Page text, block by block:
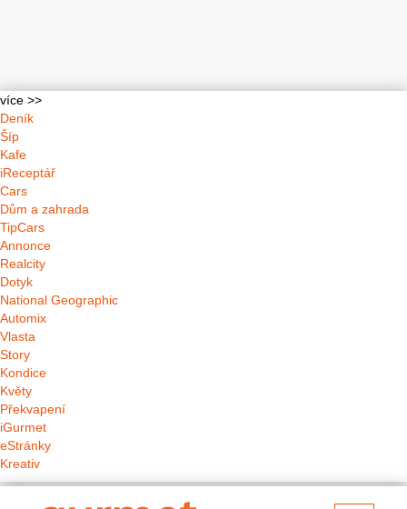
více >>
Deník
Šíp
Kafe
iReceptář
Cars
Dům a zahrada
TipCars
Annonce
Realcity
Dotyk
National Geographic
Automix
Vlasta
Story
Kondice
Květy
Překvapení
iGurmet
eStránky
Kreativ